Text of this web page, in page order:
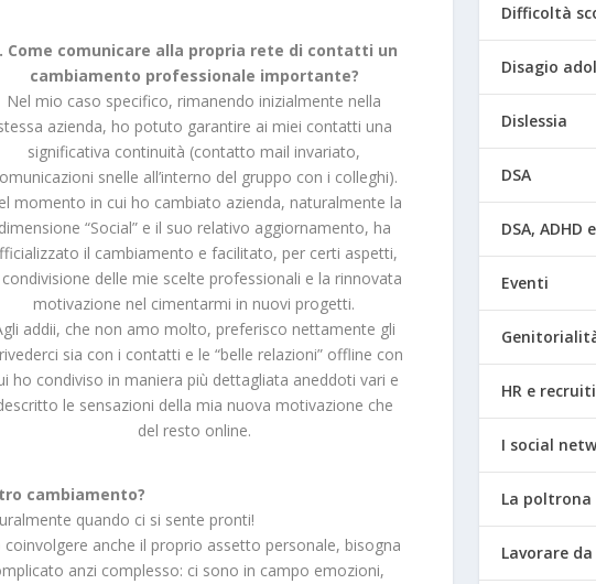
Come comunicare alla propria rete di contatti un
cambiamento professionale importante?
Nel mio caso specifico, rimanendo inizialmente nella
azienda, ho potuto garantire ai miei contatti una
significativa continuità (contatto mail invariato,
snelle all’interno del gruppo con i colleghi).
momento in cui ho cambiato azienda, naturalmente la
dimensione “Social” e il suo relativo aggiornamento, ha
il cambiamento e facilitato, per certi aspetti,
condivisione delle mie scelte professionali e la rinnovata
motivazione nel cimentarmi in nuovi progetti.
addii, che non amo molto, preferisco nettamente gli
sia con i contatti e le “belle relazioni” offline con
ho condiviso in maniera più dettagliata aneddoti vari e
le sensazioni della mia nuova motivazione che
del resto online.
cambiamento?
quando ci si sente pronti!
anche il proprio assetto personale, bisogna
anzi complesso: ci sono in campo emozioni,
Difficoltà
Disagio
Dislessia
DSA
DSA,
Eventi
HR e
I social
La
Lavorare